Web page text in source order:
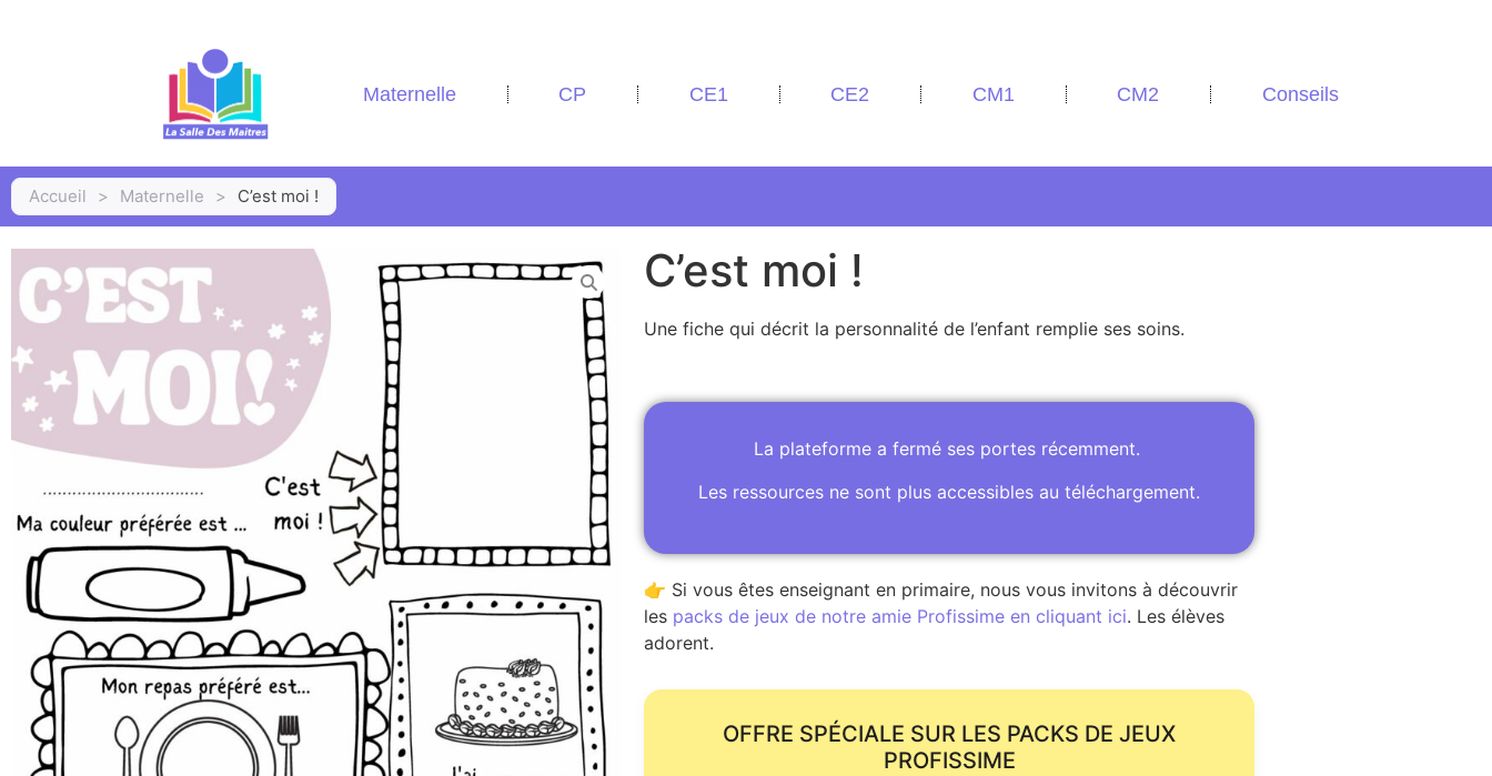
Maternelle CP CE1 CE2 CM1 CM2 Conseils
Accueil > Maternelle > C’est moi !
C’est moi !
Une fiche qui décrit la personnalité de l’enfant remplie ses soins.
La plateforme a fermé ses portes récemment.
Les ressources ne sont plus accessibles au téléchargement.
👉 Si vous êtes enseignant en primaire, nous vous invitons à découvrir
les packs de jeux de notre amie Profissime en cliquant ici. Les élèves
adorent.
OFFRE SPÉCIALE SUR LES PACKS DE JEUX
PROFISSIME